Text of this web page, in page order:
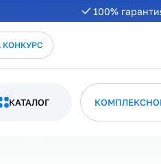
100%
КОНКУРС
КАТАЛОГ